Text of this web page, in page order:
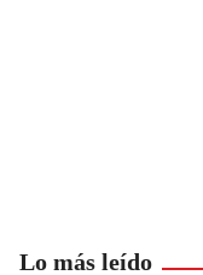
Lo más leído